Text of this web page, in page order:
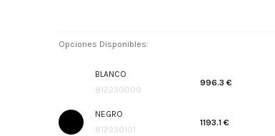
Opciones Disponibles:
BLANCO
812230000
996.3 €
NEGRO
812230101
1193.1 €